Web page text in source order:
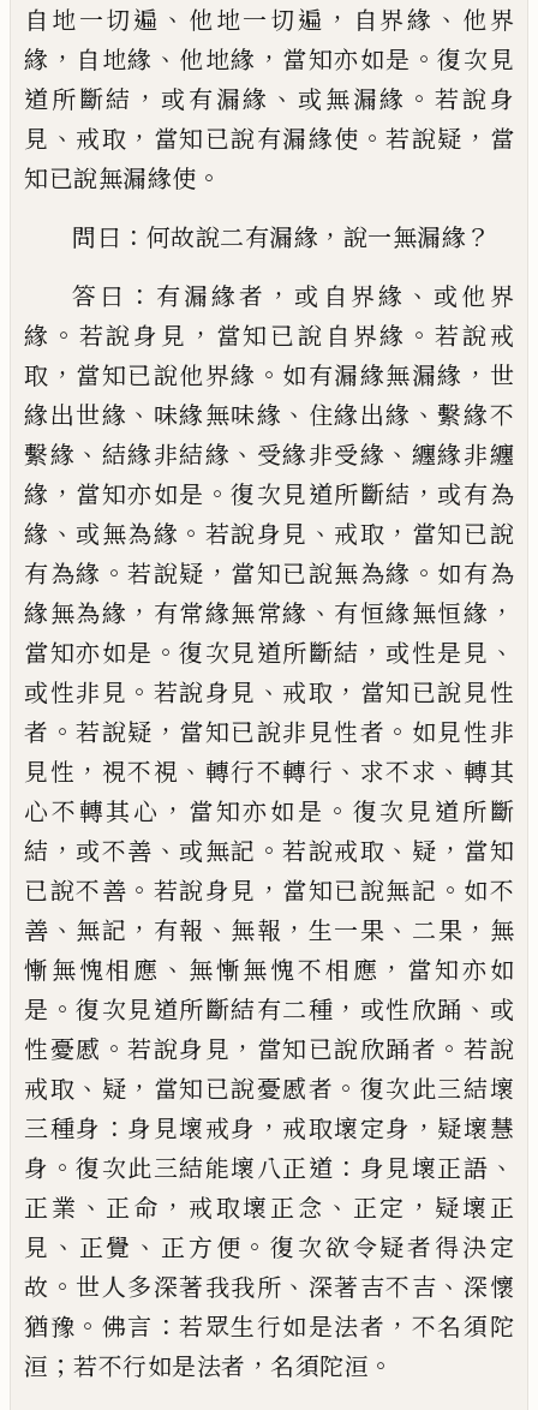
自地一切遍 、 他地一切遍 ， 自界緣 、 他界
緣 ， 自地緣 、 他地緣 ， 當知亦如是 。復次見
道所斷結 ， 或有漏緣 、 或無漏緣 。 若說身
見 、 戒取 ， 當知已說有漏緣使 。若說疑 ， 當
知已說無漏緣使 。
問曰 ： 何故說二有漏緣 ， 說一無漏緣 ？
答曰 ： 有漏緣者 ， 或自界緣 、 或他界
緣 。 若說身見 ， 當知已說自界緣 。 若說戒
取 ， 當知已說他界緣 。 如有漏緣無漏緣 ， 世
緣出世緣 、 味緣無味緣 、 住緣出緣 、繫緣不
繫緣 、 結緣非結緣 、 受緣非受緣 、 纏緣非纏
緣 ， 當知亦如是 。復次見道所斷結 ， 或有為
緣 、 或無為緣 。 若說身見 、 戒取 ， 當知已說
有為緣 。若說疑 ， 當知已說無為緣 。 如有為
緣無為緣 ， 有常緣無常緣 、 有恒緣無恒緣 ，
當知亦如是 。復次見道所斷結 ， 或性是見 、
或性非見 。 若說身見 、 戒取 ， 當知已說見性
者 。若說疑 ， 當知已說非見性者 。 如見性非
見性 ， 視不視 、 轉行不轉行 、 求不求 、轉其
心不轉其心 ， 當知亦如是 。 復次見道所斷
結 ， 或不善 、 或無記 。若說戒取 、 疑 ， 當知
已說不善 。 若說身見 ， 當知已說無記 。 如不
善 、 無記 ， 有報 、 無報 ， 生一果 、 二果 ， 無
慚無愧相應 、 無慚無愧不相應 ， 當知亦如
是 。復次見道所斷結有二種 ， 或性欣踊 、 或
性憂慼 。若說身見 ， 當知已說欣踊者 。若說
戒取 、 疑 ， 當知已說憂慼者 。 復次此三結壞
三種身 ： 身見壞戒身 ， 戒取壞定身 ， 疑壞慧
身 。復次此三結能壞八正道 ： 身見壞正語 、
正業 、 正命 ， 戒取壞正念 、 正定 ， 疑壞正
見 、 正覺 、 正方便 。復次欲令疑者得決定
故 。 世人多深著我我所 、 深著吉不吉 、 深懷
猶豫 。 佛言 ：若眾生行如是法者 ， 不名須陀
洹 ； 若不行如是法者 ， 名須陀洹 。